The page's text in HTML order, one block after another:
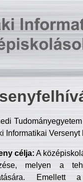
Informatikai
célja: A
melyen a
Emellett